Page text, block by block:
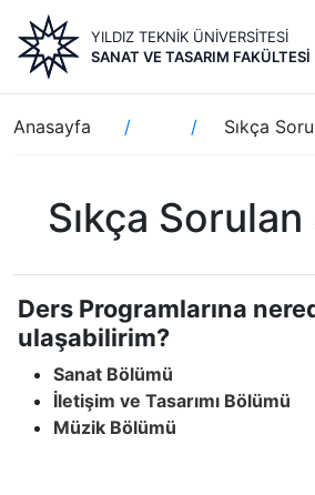
içeriğe
atla
YILDIZ TEKNİK ÜNİVERSİTESİ
SANAT VE TASARIM FAKÜLTESI
Sayfa
yolu
Anasayfa Sıkça
Sıkça
Ders Programlarına
ulaşabilirim?
Sanat Bölümü
İletişim ve Tasarımı Bölümü
Müzik Bölümü